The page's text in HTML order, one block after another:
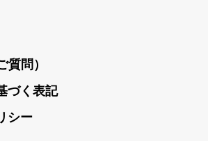
質問）
づく表記
シー